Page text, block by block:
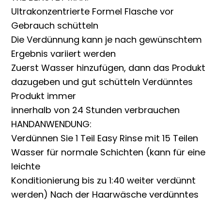
Ultrakonzentrierte Formel Flasche vor
Gebrauch schütteln
Die Verdünnung kann je nach gewünschtem
Ergebnis variiert werden
Zuerst Wasser hinzufügen, dann das Produkt
dazugeben und gut schütteln Verdünntes
Produkt immer
innerhalb von 24 Stunden verbrauchen
HANDANWENDUNG:
Verdünnen Sie 1 Teil Easy Rinse mit 15 Teilen
Wasser für normale Schichten (kann für eine
leichte
Konditionierung bis zu 1:40 weiter verdünnt
werden) Nach der Haarwäsche verdünntes